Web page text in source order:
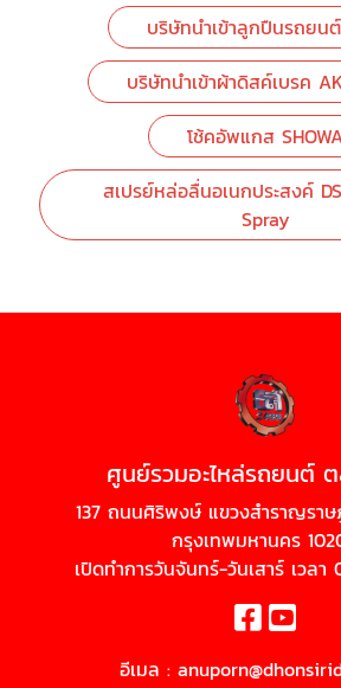
บริษัทนำเข้าลูกปืนรถยน
บริษัทนำเข้าผ้าดิสค์เบรค
โช้คอัพแกส
สเปรย์หล่อลื่นอเนกประสงค์
Spray
ศูนย์รวมอะไหล่รถยนต์
137 ถนนศิริพงษ์ แขวงสำราญราษ
กรุงเทพมหานคร
เปิดทำการวันจันทร์-วันเสาร์ เวลา
อีเมล :